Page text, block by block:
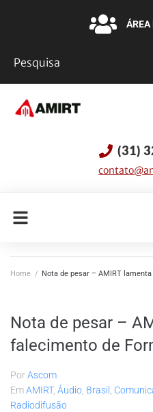
ÁREA
(31)
Home / Nota de pesar – AMIRT
Nota de pesar –
falecimento de
PorAscom
EmAMIRT, Áudio Brasil
Radiodifusão